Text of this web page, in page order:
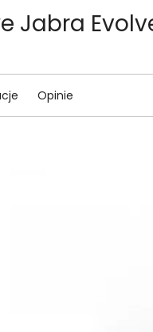
Jabra
Opinie